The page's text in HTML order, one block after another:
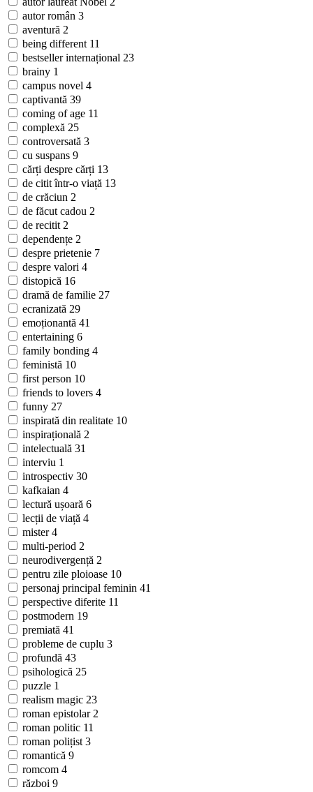
autor român 3
aventură 2
being different 11
bestseller internațional 23
brainy 1
campus novel 4
captivantă 39
coming of age 11
complexă 25
controversată 3
cu suspans 9
cărți despre cărți 13
de citit într-o viață 13
de crăciun 2
de făcut cadou 2
de recitit 2
dependențe 2
despre prietenie 7
despre valori 4
distopică 16
dramă de familie 27
ecranizată 29
emoționantă 41
entertaining 6
family bonding 4
feministă 10
first person 10
friends to lovers 4
funny 27
inspirată din realitate 10
inspirațională 2
intelectuală 31
interviu 1
introspectiv 30
kafkaian 4
lectură ușoară 6
lecții de viață 4
mister4
multi-period 2
neurodivergență 2
pentru zile ploioase 10
personaj principal feminin 41
perspective diferite 11
postmodern 19
premiată 41
probleme de cuplu 3
profundă 43
psihologică 25
puzzle 1
realism magic 23
roman epistolar 2
roman politic 11
roman polițist 3
romantică 9
romcom 4
război 9